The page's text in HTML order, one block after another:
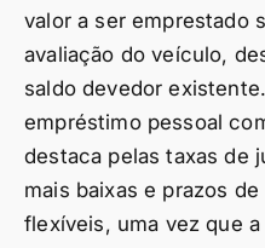
valor a ser emprestado
avaliação do veículo,
saldo devedor
empréstimo pessoal
destaca pelas taxas de
mais baixas e prazos
flexíveis, uma vez que